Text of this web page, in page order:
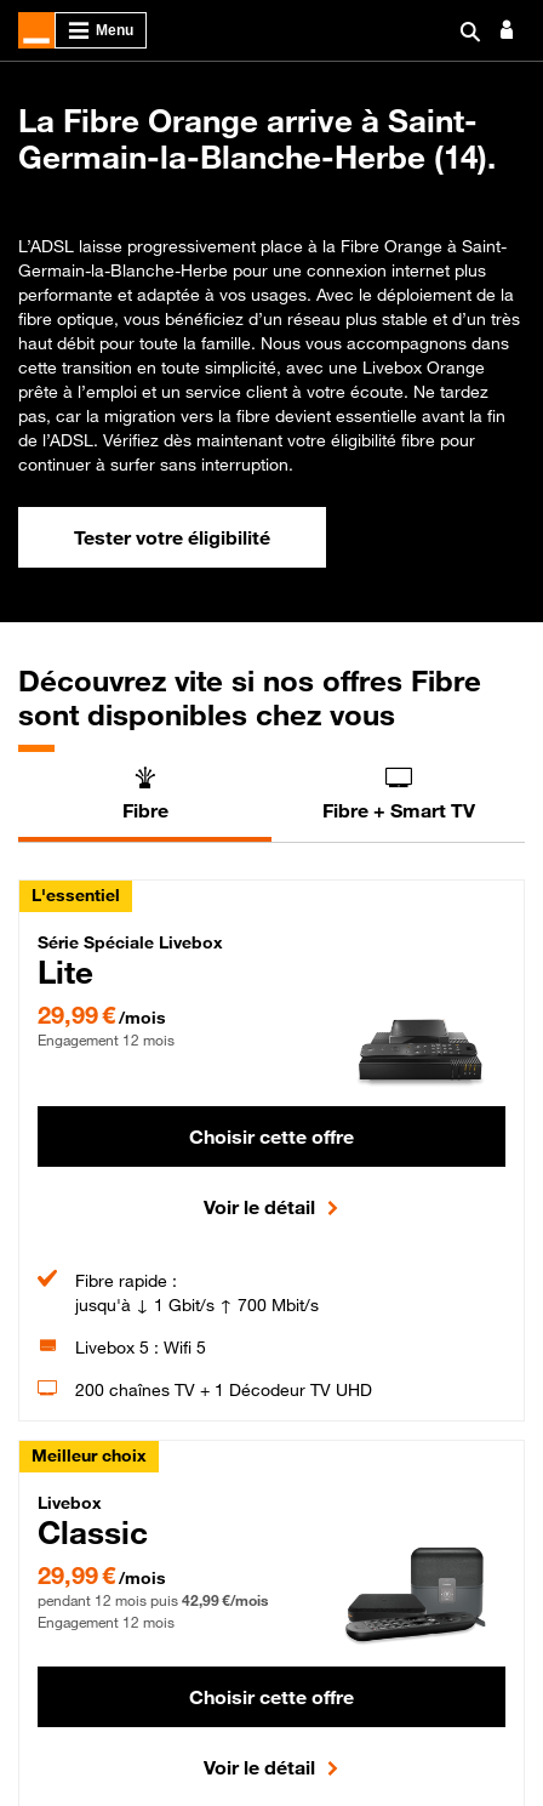
La Fibre Orange arrive à Saint-
Germain-la-Blanche-Herbe (14).
L’ADSL laisse progressivement place à la Fibre Orange à Saint-
Germain-la-Blanche-Herbe pour une connexion internet plus
performante et adaptée à vos usages. Avec le déploiement de la
fibre optique, vous bénéficiez d’un réseau plus stable et d’un très
haut débit pour toute la famille. Nous vous accompagnons dans
cette transition en toute simplicité, avec une Livebox Orange
prête à l’emploi et un service client à votre écoute. Ne tardez
pas, car la migration vers la fibre devient essentielle avant la fin
de l’ADSL. Vérifiez dès maintenant votre éligibilité fibre pour
continuer à surfer sans interruption.
Tester votre éligibilité
Découvrez vite si nos offres Fibre
sont disponibles chez vous
Fibre Fibre + Smart TV
L'essentiel
Série Spéciale Livebox Lite Fibre
Série Spéciale Livebox
Lite
29,99 €/mois
Engagement 12 mois
Choisir cette offre
Voir le détail
Fibre rapide :
jusqu'à ↓ 1 Gbit/s ↑ 700 Mbit/s
Livebox 5 : Wifi 5
200 chaînes TV + 1 Décodeur TV UHD
Meilleur choix
Livebox Classic Fibre
Livebox
Classic
29,99 € par mois pendant 12 mois puis 42,99 € par mois, Engagement 12 mois
29,99 €/mois
pendant 12 mois puis 42,99 €/mois
Engagement 12 mois
Choisir cette offre
Voir le détail